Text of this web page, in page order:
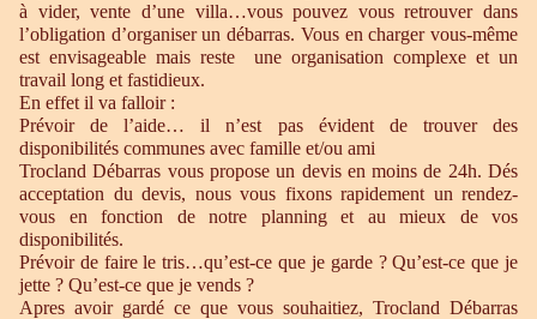
à vider, vente d’une villa…vous pouvez vous retrouver dans
l’obligation d’organiser un débarras. Vous en charger vous-même
est envisageable mais reste une organisation complexe et un
travail long et fastidieux.
En effet il va falloir :
Prévoir de l’aide… il n’est pas évident de trouver des
disponibilités communes avec famille et/ou ami
Trocland Débarras vous propose un devis en moins de 24h. Dés
acceptation du devis, nous vous fixons rapidement un rendez-
vous en fonction de notre planning et au mieux de vos
disponibilités.
Prévoir de faire le tris…qu’est-ce que je garde ? Qu’est-ce que je
jette ? Qu’est-ce que je vends ?
Apres avoir gardé ce que vous souhaitiez, Trocland Débarras